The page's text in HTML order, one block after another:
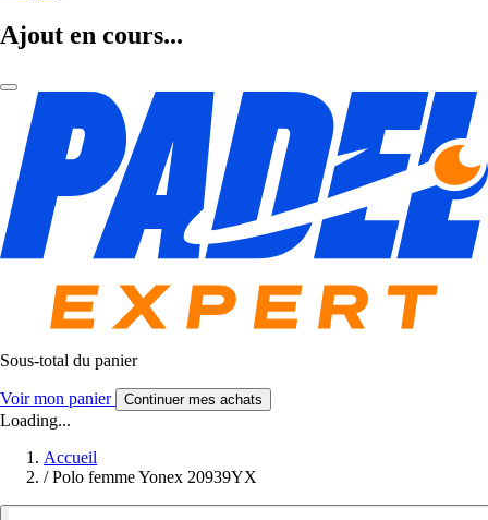
Ajout en cours...
Sous-total du panier
Voir mon panier Continuer mes achats
Loading...
Accueil
/ Polo femme Yonex 20939YX